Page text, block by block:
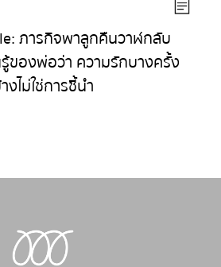
ภารกิจพาลูกคืนวาฬกลับ
รู้ของพ่อว่า ความรักบางครั้ง
ไม่ใช่การชี้นำ